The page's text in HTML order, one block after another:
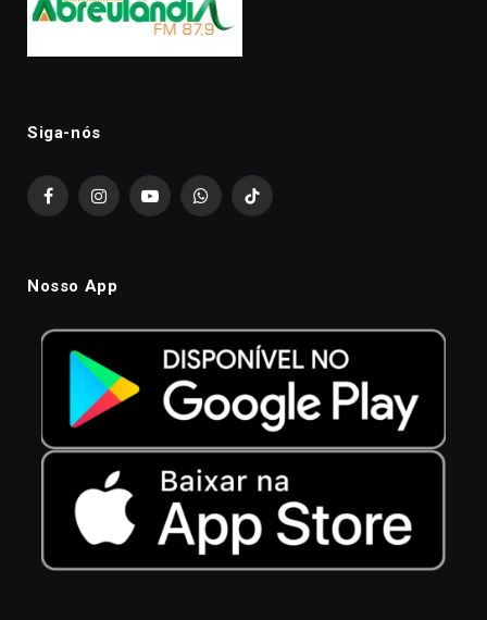
Siga-nós
FacebookInstagramYouTubeWhatsAppTikTok
Nosso App